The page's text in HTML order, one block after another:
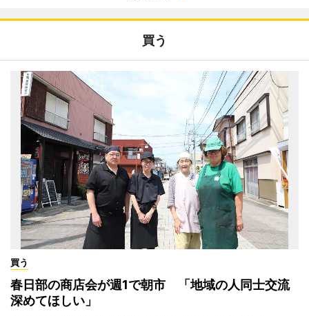
買う
買う
春日部の商店会が週1で朝市 「地域の人同士交流
深めてほしい」